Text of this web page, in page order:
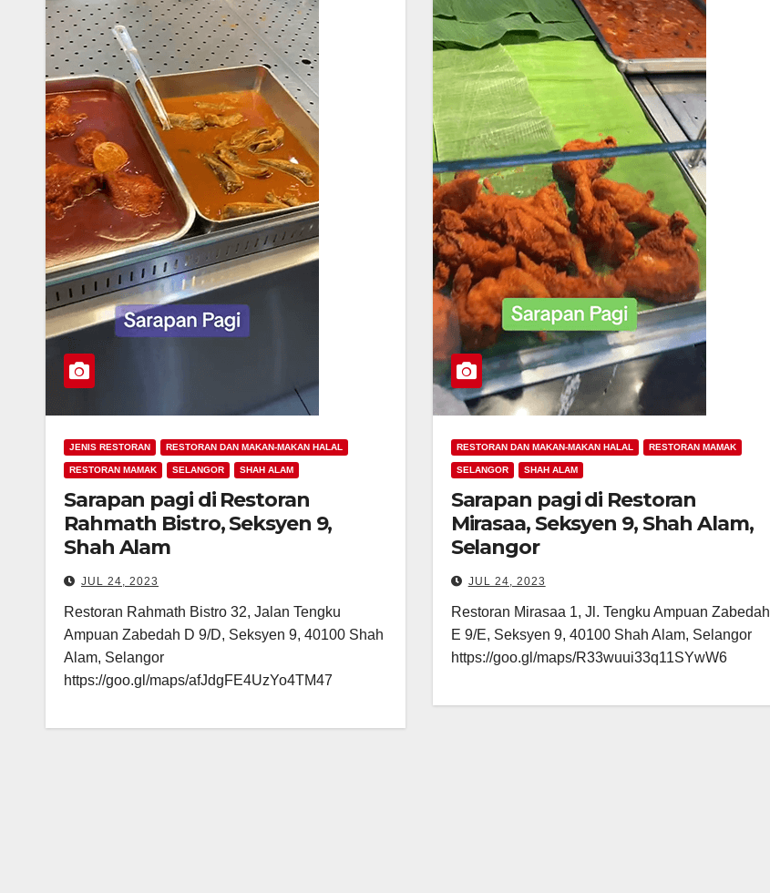
JENIS RESTORAN RESTORAN DAN MAKAN-MAKAN HALAL
RESTORAN MAMAK SELANGOR SHAH ALAM
Sarapan pagi di Restoran
Rahmath Bistro, Seksyen 9,
Shah Alam
JUL 24, 2023
Restoran Rahmath Bistro 32, Jalan Tengku
Ampuan Zabedah D 9/D, Seksyen 9, 40100 Shah
Alam, Selangor
https://goo.gl/maps/afJdgFE4UzYo4TM47
RESTORAN DAN MAKAN-MAKAN HALAL RESTORAN MAMAK
SELANGOR SHAH ALAM
Sarapan pagi di Restoran
Mirasaa, Seksyen 9, Shah Alam,
Selangor
JUL 24, 2023
Restoran Mirasaa 1, Jl. Tengku Ampuan Zabedah
E 9/E, Seksyen 9, 40100 Shah Alam, Selangor
https://goo.gl/maps/R33wuui33q11SYwW6